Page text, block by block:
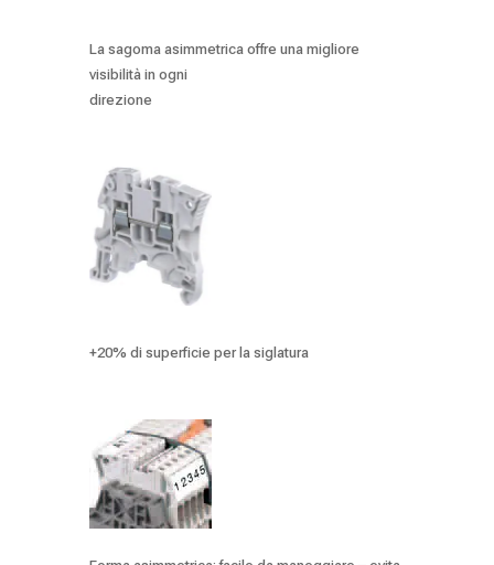
La sagoma asimmetrica offre una migliore
visibilità in ogni
direzione
+20% di superficie per la siglatura